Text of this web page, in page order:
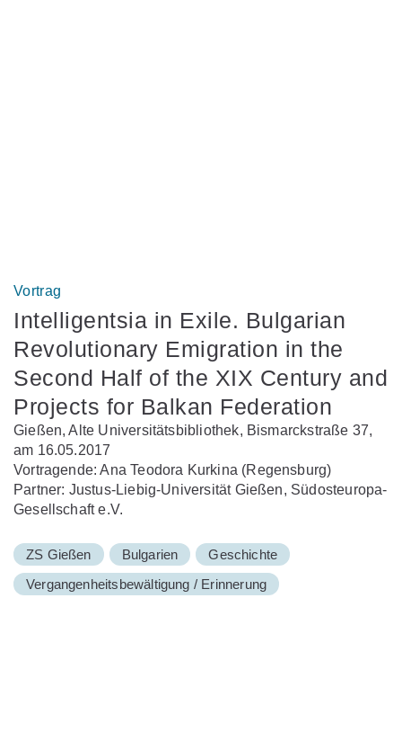
Vortrag
Intelligentsia in Exile. Bulgarian
Revolutionary Emigration in the
Second Half of the XIX Century and
Projects for Balkan Federation
Gießen, Alte Universitätsbibliothek, Bismarckstraße 37,
am 16.05.2017
Vortragende: Ana Teodora Kurkina (Regensburg)
Partner: Justus-Liebig-Universität Gießen, Südosteuropa-
Gesellschaft e.V.
ZS Gießen Bulgarien
Geschichte
Vergangenheitsbewältigung / Erinnerung